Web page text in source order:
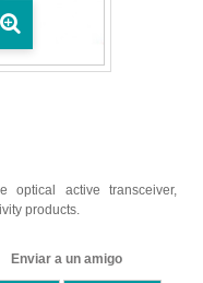
optical active transceiver,
products.
Enviar a un amigo